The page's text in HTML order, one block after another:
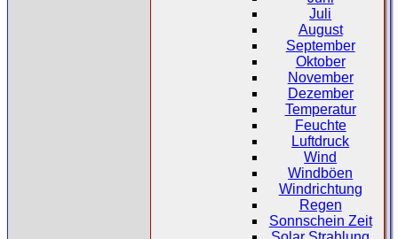
Juli
August
September
Oktober
November
Dezember
Temperatur
Feuchte
Luftdruck
Wind
Windböen
Windrichtung
Regen
Sonnschein Zeit